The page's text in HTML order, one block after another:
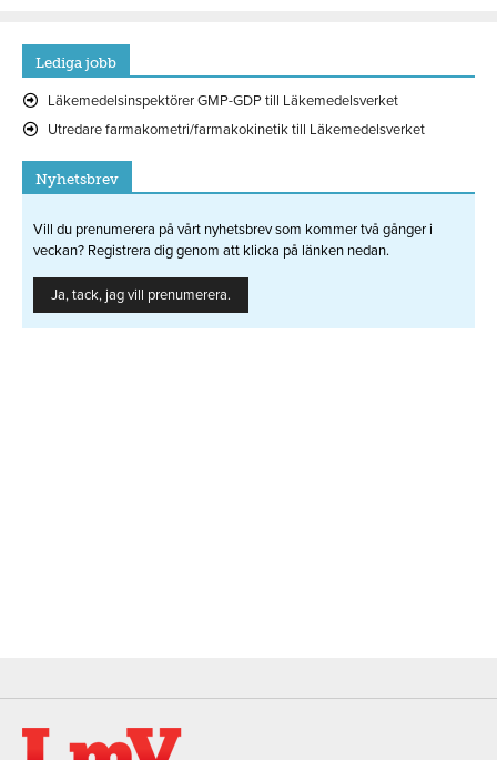
Lediga jobb
Läkemedelsinspektörer GMP-GDP till Läkemedelsverket
Utredare farmakometri/farmakokinetik till Läkemedelsverket
Nyhetsbrev
Vill du prenumerera på vårt nyhetsbrev som kommer två gånger i
veckan? Registrera dig genom att klicka på länken nedan.
Ja, tack, jag vill prenumerera.